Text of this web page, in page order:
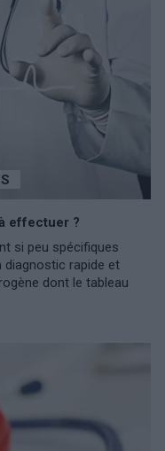
effectuer ?
si peu spécifiques
diagnostic rapide et
dont le tableau